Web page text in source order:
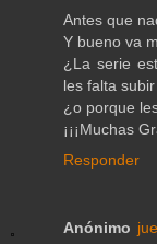
Antes que
Y bueno va
¿La serie
les falta
¿o porque
¡¡¡Muchas
Responder
Anónimo